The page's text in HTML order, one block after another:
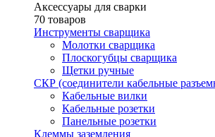
Аксессуары для сварки
70 товаров
Инструменты сварщика
Молотки сварщика
Плоскогубцы сварщика
Щетки ручные
СКР (соединители кабельные
Кабельные вилки
Кабельные розетки
Панельные розетки
Клеммы заземления